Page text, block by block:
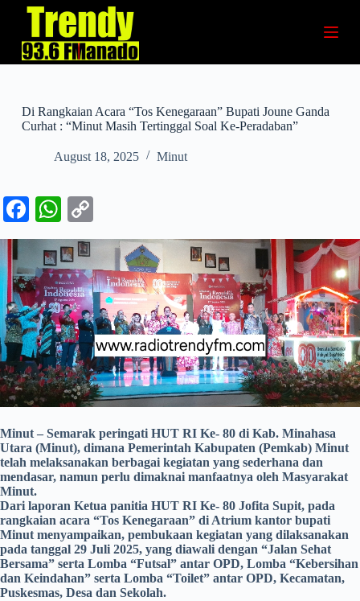
p
o
n
Di Rangkaian Acara “Tos Kenegaraan” Bupati Joune Ganda
Curhat : “Minut Masih Tertinggal Soal Ke-Peradaban”
August 18, 2025 Minut
Fa
ce
bo
ok
W
ha
ts
A
pp
op
y
Li
nk
Minut – Semarak peringati HUT RI Ke- 80 di Kab. Minahasa
Utara (Minut), dimana Pemerintah Kabupaten (Pemkab) Minut
telah melaksanakan berbagai kegiatan yang sederhana dan
mendasar, namun perlu dimaknai manfaatnya oleh Masyarakat
Minut.
Dari laporan Ketua panitia HUT RI Ke- 80 Jofita Supit, pada
rangkaian acara “Tos Kenegaraan” di Atrium kantor bupati
Minut menyampaikan, pembukaan kegiatan yang dilaksanakan
pada tanggal 29 Juli 2025, yang diawali dengan “Jalan Sehat
Bersama” serta Lomba “Futsal” antar OPD, Lomba “Kebersihan
dan Keindahan” serta Lomba “Toilet” antar OPD, Kecamatan,
Puskesmas, Desa dan Sekolah.